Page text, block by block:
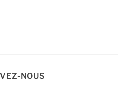
NOUS